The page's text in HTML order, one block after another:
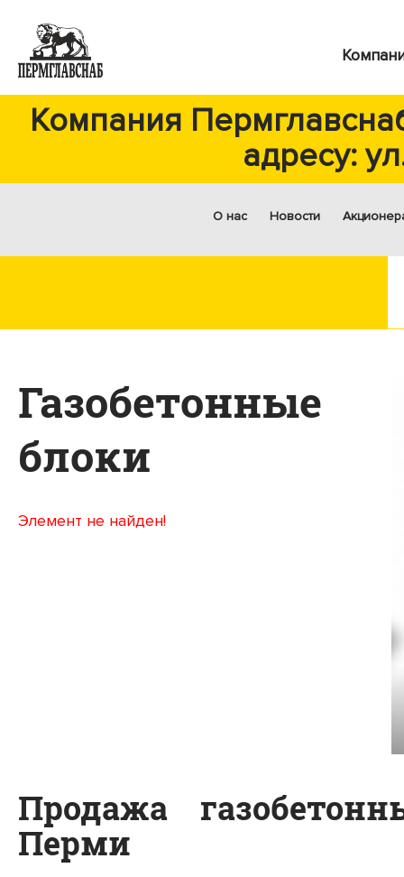
Компания
адресу:
О нас Новости
Газобетонные
блоки
Элемент не найден!
Продажа
Перми